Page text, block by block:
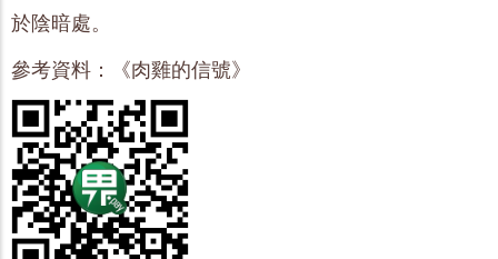
於陰暗處。
參考資料：《肉雞的信號》